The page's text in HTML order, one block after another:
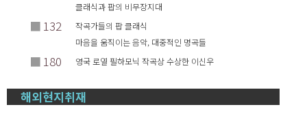
클래식과 팝의 비무장지대
■ 132
작곡가들의 팝 클래식
마음을 움직이는 음악, 대중적인 명곡들
■ 180 영국 로열 필하모닉 작곡상 수상한 이신우
해외현지취재